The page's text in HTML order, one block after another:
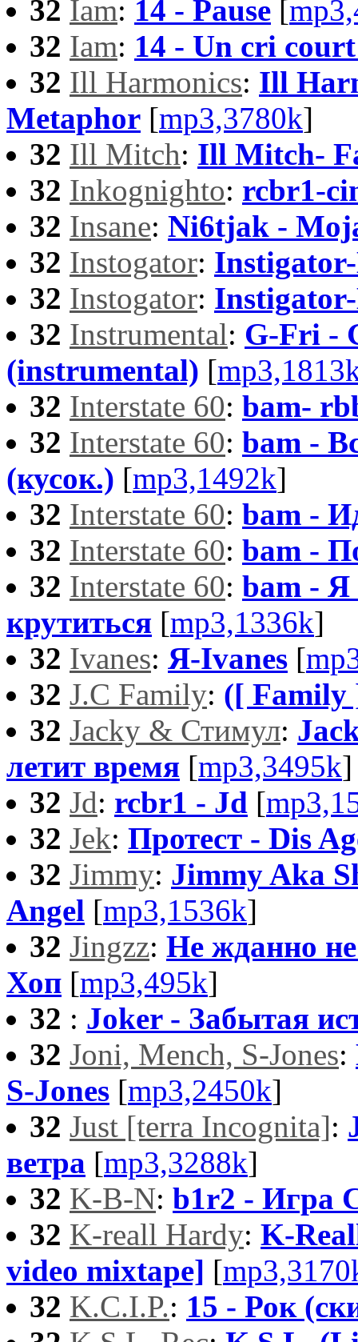
32 Iam: 14 - Pause [
32 Iam: 14 - Un cri
32 Ill Harmonics: Ill
Metaphor [mp3,3780k]
32 Ill Mitch: Ill Mitch-
32 Inkognighto: rcbr1-
32 Insane: Ni6tjak -
32 Instogator:
32 Instogator:
32 Instrumental: G-Fri -
(instrumental) [
32 Interstate 60: bam-
32 Interstate 60: bam -
(кусок.) [mp3,1492k]
32 Interstate 60: bam -
32 Interstate 60: bam -
32 Interstate 60: bam - Я
крутиться [mp3,1336k]
32 Ivanes: Я-Ivanes [
32 J.C Family: ([ Family
32 Jacky & Стимул:
летит время [mp3,3495k]
32 Jd: rcbr1 - Jd [
32 Jek: Протест - Dis
32 Jimmy: Jimmy Aka
Angel [mp3,1536k]
32 Jingzz: Не жданно
Хоп [mp3,495k]
32 : Joker - Забытая
32 Joni, Mench, S-Jones:
S-Jones [mp3,2450k]
32 Just [terra Incognita]:
ветра [mp3,3288k]
32 K-B-N: b1r2 - Игра
32 K-reall Hardy: K-
video mixtape] [
32 K.C.I.P.: 15 - Рок